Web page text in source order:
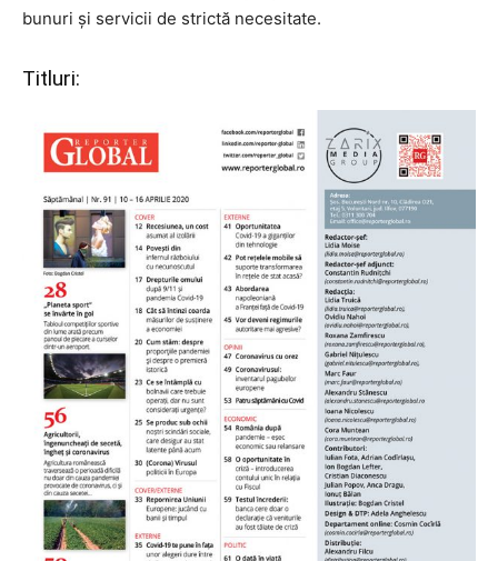
bunuri și servicii de strictă necesitate.
Titluri: